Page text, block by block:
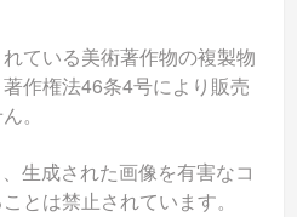
ている美術著作物の複製物
著作権法46条4号により販売
。
生成された画像を有害なコ
とは禁止されています。